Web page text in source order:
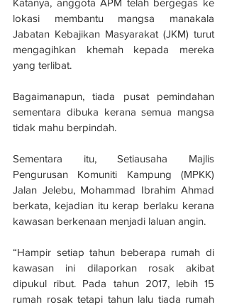
lokasi membantu mangsa manakala
Jabatan Kebajikan Masyarakat (JKM) turut
mengagihkan khemah kepada mereka
yang terlibat.
Bagaimanapun, tiada pusat pemindahan
sementara dibuka kerana semua mangsa
tidak mahu berpindah.
Sementara itu, Setiausaha Majlis
Pengurusan Komuniti Kampung (MPKK)
Jalan Jelebu, Mohammad Ibrahim Ahmad
berkata, kejadian itu kerap berlaku kerana
kawasan berkenaan menjadi laluan angin.
“Hampir setiap tahun beberapa rumah di
kawasan ini dilaporkan rosak akibat
dipukul ribut. Pada tahun 2017, lebih 15
rumah rosak tetapi tahun lalu tiada rumah